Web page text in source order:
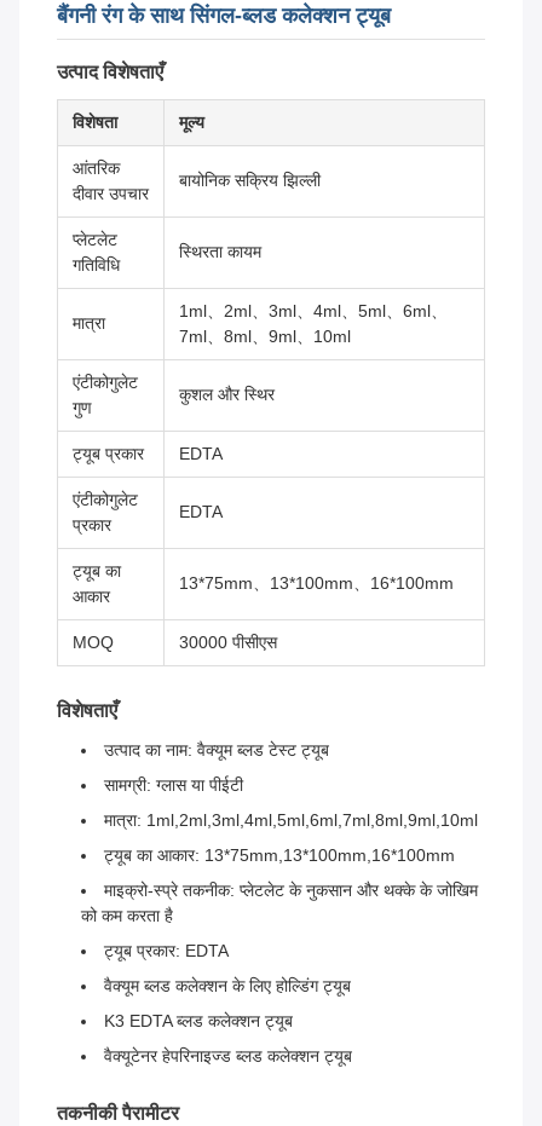
बैंगनी रंग के साथ सिंगल-ब्लड कलेक्शन ट्यूब
उत्पाद विशेषताएँ
विशेषता मूल्य
आंतरिक
दीवार उपचार
बायोनिक सक्रिय झिल्ली
प्लेटलेट
गतिविधि
स्थिरता कायम
मात्रा
1ml、2ml、3ml、4ml、5ml、6ml、
7ml、8ml、9ml、10ml
एंटीकोगुलेट
गुण
कुशल और स्थिर
ट्यूब प्रकार EDTA
एंटीकोगुलेट
प्रकार
EDTA
ट्यूब का
आकार
13*75mm、13*100mm、16*100mm
MOQ 30000 पीसीएस
विशेषताएँ
उत्पाद का नाम: वैक्यूम ब्लड टेस्ट ट्यूब
सामग्री: ग्लास या पीईटी
मात्रा: 1ml,2ml,3ml,4ml,5ml,6ml,7ml,8ml,9ml,10ml
ट्यूब का आकार: 13*75mm,13*100mm,16*100mm
माइक्रो-स्प्रे तकनीक: प्लेटलेट के नुकसान और थक्के के जोखिम
को कम करता है
ट्यूब प्रकार: EDTA
वैक्यूम ब्लड कलेक्शन के लिए होल्डिंग ट्यूब
K3 EDTA ब्लड कलेक्शन ट्यूब
वैक्यूटेनर हेपरिनाइज्ड ब्लड कलेक्शन ट्यूब
तकनीकी पैरामीटर